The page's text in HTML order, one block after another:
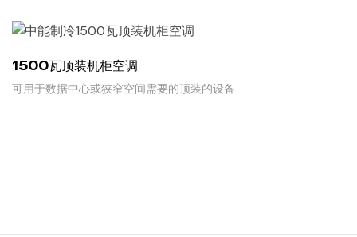
1500瓦顶装机柜空调
可用于数据中心或狭窄空间需要的顶装的设备